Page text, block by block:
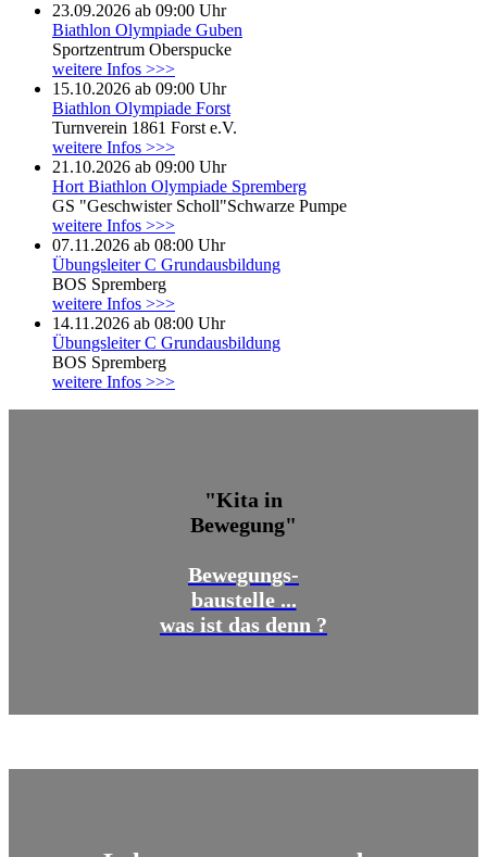
23.09.2026 ab 09:00 Uhr
Biathlon Olympiade Guben
Sportzentrum Oberspucke
weitere Infos >>>
15.10.2026 ab 09:00 Uhr
Biathlon Olympiade Forst
Turnverein 1861 Forst e.V.
weitere Infos >>>
21.10.2026 ab 09:00 Uhr
Hort Biathlon Olympiade Spremberg
GS "Geschwister Scholl"Schwarze Pumpe
weitere Infos >>>
07.11.2026 ab 08:00 Uhr
Übungsleiter C Grundausbildung
BOS Spremberg
weitere Infos >>>
14.11.2026 ab 08:00 Uhr
Übungsleiter C Grundausbildung
BOS Spremberg
weitere Infos >>>
"Kita in
Bewegung"
Bewegungs-
baustelle ...
was ist das denn ?